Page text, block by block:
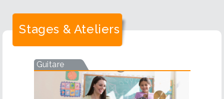
Stages & Ateliers
Guitare